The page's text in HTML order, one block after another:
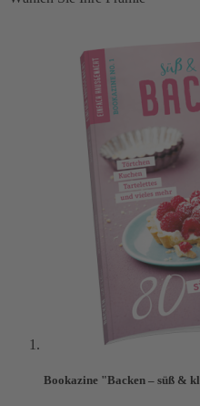
Bookazine "Backen – süß &